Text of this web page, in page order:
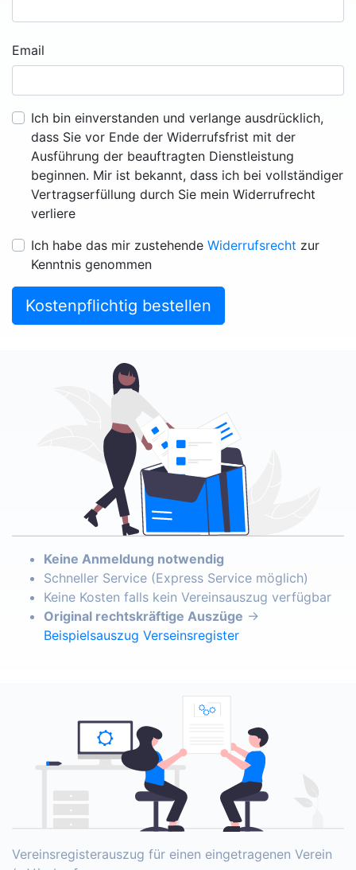
Email
Ich bin einverstanden und verlange ausdrücklich,
dass Sie vor Ende der Widerrufsfrist mit der
Ausführung der beauftragten Dienstleistung
beginnen. Mir ist bekannt, dass ich bei vollständiger
Vertragserfüllung durch Sie mein Widerrufrecht
verliere
Ich habe das mir zustehende Widerrufsrecht zur
Kenntnis genommen
Kostenpflichtig bestellen
Keine Anmeldung notwendig
Schneller Service (Express Service möglich)
Keine Kosten falls kein Vereinsauszug verfügbar
Original rechtskräftige Auszüge →
Beispielsauszug Verseinsregister
Vereinsregisterauszug für einen eingetragenen Verein